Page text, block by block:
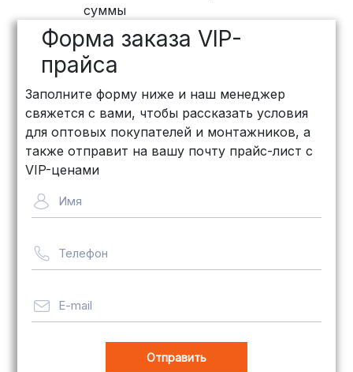
суммы
Форма заказа VIP-
прайса
Заполните форму ниже и наш менеджер
свяжется с вами, чтобы рассказать условия
для оптовых покупателей и монтажников, а
также отправит на вашу почту прайс-лист с
VIP-ценами
Имя
Телефон
E-mail